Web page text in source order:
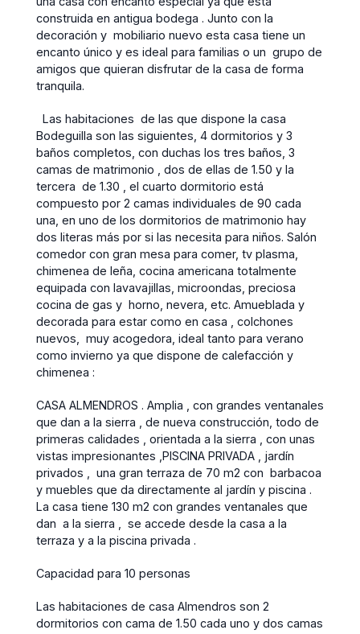
construida en antigua bodega . Junto con la
decoración y mobiliario nuevo esta casa tiene un
encanto único y es ideal para familias o un grupo de
amigos que quieran disfrutar de la casa de forma
tranquila.
Las habitaciones de las que dispone la casa
Bodeguilla son las siguientes, 4 dormitorios y 3
baños completos, con duchas los tres baños, 3
camas de matrimonio , dos de ellas de 1.50 y la
tercera de 1.30 , el cuarto dormitorio está
compuesto por 2 camas individuales de 90 cada
una, en uno de los dormitorios de matrimonio hay
dos literas más por si las necesita para niños. Salón
comedor con gran mesa para comer, tv plasma,
chimenea de leña, cocina americana totalmente
equipada con lavavajillas, microondas, preciosa
cocina de gas y horno, nevera, etc. Amueblada y
decorada para estar como en casa , colchones
nuevos, muy acogedora, ideal tanto para verano
como invierno ya que dispone de calefacción y
chimenea :
CASA ALMENDROS . Amplia , con grandes ventanales
que dan a la sierra , de nueva construcción, todo de
primeras calidades , orientada a la sierra , con unas
vistas impresionantes ,PISCINA PRIVADA , jardín
privados , una gran terraza de 70 m2 con barbacoa
y muebles que da directamente al jardín y piscina .
La casa tiene 130 m2 con grandes ventanales que
dan a la sierra , se accede desde la casa a la
terraza y a la piscina privada .
Capacidad para 10 personas
Las habitaciones de casa Almendros son 2
dormitorios con cama de 1.50 cada uno y dos camas